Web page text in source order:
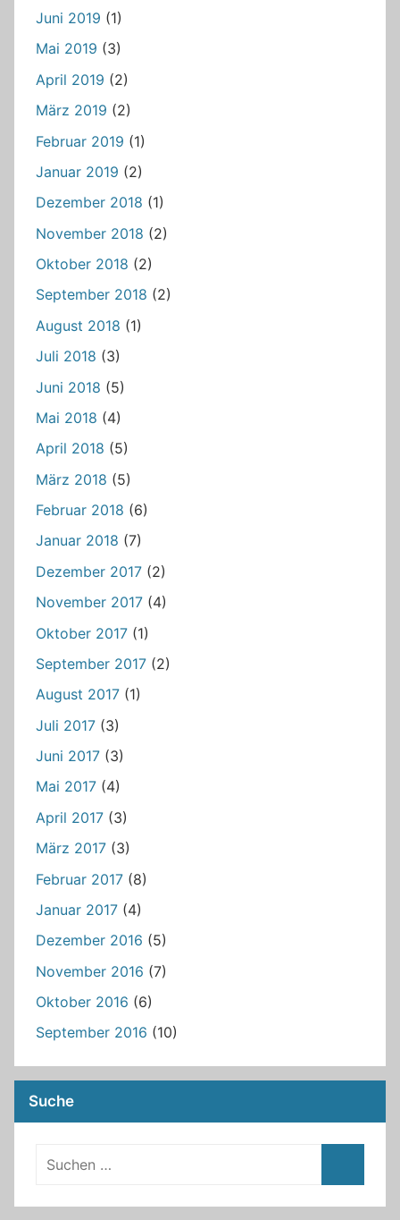
Juni 2019 (1)
Mai 2019 (3)
April 2019 (2)
März 2019 (2)
Februar 2019 (1)
Januar 2019 (2)
Dezember 2018 (1)
November 2018 (2)
Oktober 2018 (2)
September 2018 (2)
August 2018 (1)
Juli 2018 (3)
Juni 2018 (5)
Mai 2018 (4)
April 2018 (5)
März 2018 (5)
Februar 2018 (6)
Januar 2018 (7)
Dezember 2017 (2)
November 2017 (4)
Oktober 2017 (1)
September 2017 (2)
August 2017 (1)
Juli 2017 (3)
Juni 2017 (3)
Mai 2017 (4)
April 2017 (3)
März 2017 (3)
Februar 2017 (8)
Januar 2017 (4)
Dezember 2016 (5)
November 2016 (7)
Oktober 2016 (6)
September 2016 (10)
Suche